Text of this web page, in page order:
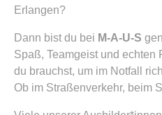
Erlangen?
Dann bist du bei M-A-U-S
Spaß, Teamgeist und
du brauchst, um im Notfall
Ob im Straßenverkehr, beim